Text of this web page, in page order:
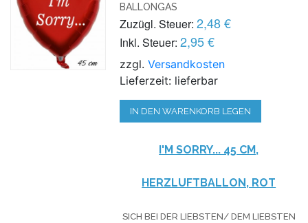
BALLONGAS
Zuzügl. Steuer: 2,48 €
Inkl. Steuer: 2,95 €
zzgl.Versandkosten
Lieferzeit: lieferbar
IN DEN WARENKORB LEGEN
I'M SORRY... 45 CM,
HERZLUFTBALLON, ROT
SICH BEI DER LIEBSTEN/ DEM LIEBSTEN